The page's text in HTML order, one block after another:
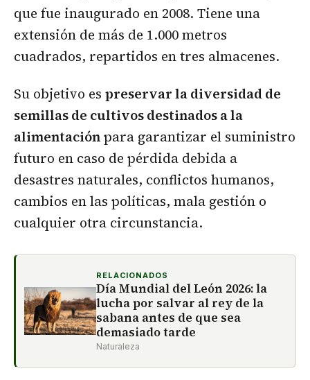
que fue inaugurado en 2008. Tiene una
extensión de más de 1.000 metros
cuadrados, repartidos en tres almacenes.
Su objetivo es preservar la diversidad de
semillas de cultivos destinados a la
alimentaciónpara garantizar el suministro
futuro en caso de pérdida debida a
desastres naturales, conflictos humanos,
cambios en las políticas, mala gestión o
cualquier otra circunstancia.
RELACIONADOS
Día Mundial del León 2026: la
lucha por salvar al rey de la
sabana antes de que sea
demasiado tarde
Naturaleza